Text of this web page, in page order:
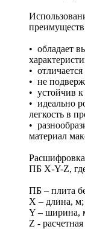
• обладает
•
• не
• устойчив
• идеально
легкость в
•
материал
ПБ X-Y-Z,
ПБ – плита
X – длина, м;
Y – ширина,
Z -